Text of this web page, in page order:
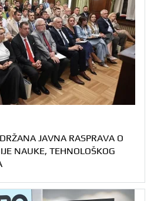
JAVNA RASPRAVA O
NAUKE, TEHNOLOŠKOG